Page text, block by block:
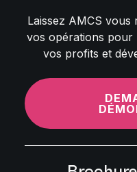
Laissez AMCS
vos opérations pour
vos profits et